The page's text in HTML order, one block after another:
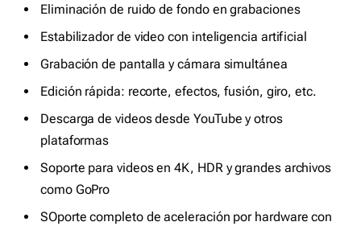
Eliminación de ruido de fondo en grabaciones
Estabilizador de video con inteligencia artificial
Grabación de pantalla y cámara simultánea
Edición rápida: recorte, efectos, fusión, giro, etc.
Descarga de videos desde YouTube y otros
plataformas
Soporte para videos en 4K, HDR y grandes archivos
como GoPro
SOporte completo de aceleración por hardware con